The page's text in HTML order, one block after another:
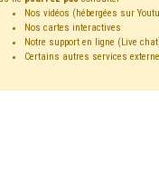
avec des
clé
Nos vidéos (hébergées sur
Nos cartes interactives
Notre support en ligne (Live
Certains autres services